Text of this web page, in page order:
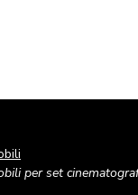
per set